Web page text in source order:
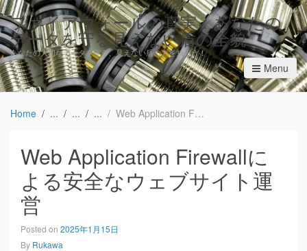
ファイアウォールの真実：あなたの
データを守る見えない盾の全貌
あなたの大切なデータを守る、見えない盾の力を知ろう！
Menu
Home Web Application Firewallによる安全なウェブサイト運営
Web Application Firewallに
よる安全なウェブサイト運
営
Posted on 2025年1月15日
By Rukawa